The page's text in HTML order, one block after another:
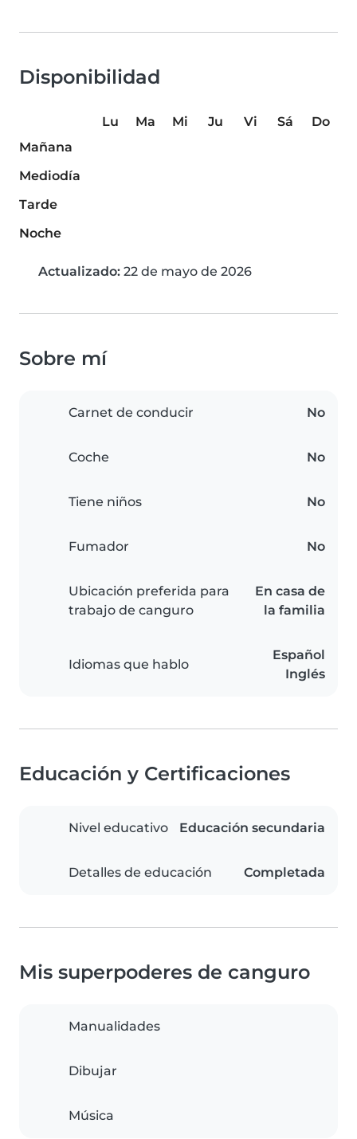
Disponibilidad
Lu Ma Mi Ju Vi Sá
Do
Mañana
Mediodía
Tarde
Noche
Actualizado: 22 de mayo de 2026
Sobre mí
Carnet de conducir No
Coche No
Tiene niños No
Fumador No
Ubicación preferida para
trabajo de canguro
En casa de
la familia
Idiomas que hablo
Español
Inglés
Educación y Certificaciones
Nivel educativo Educación secundaria
Detalles de educación Completada
Mis superpoderes de canguro
Manualidades
Dibujar
Música